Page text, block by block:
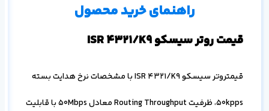
راهنمای خرید محصول
قیمت روتر سیسکو ISR 4321/K9
قیمتروتر سیسکو ISR 4321/K9 با مشخصات نرخ هدایت بسته
50kpps، ظرفیت Routing Throughput معادل 50Mbps با قابلیت